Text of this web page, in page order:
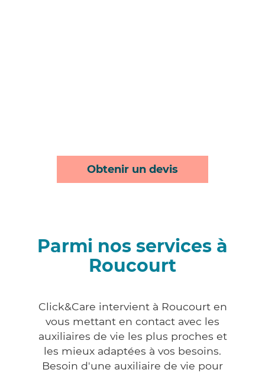
Obtenir un devis
Parmi nos services à
Roucourt
Click&Care intervient à Roucourt en
vous mettant en contact avec les
auxiliaires de vie les plus proches et
les mieux adaptées à vos besoins.
Besoin d'une auxiliaire de vie pour